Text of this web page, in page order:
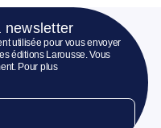
newsletter
utilisée pour vous envoyer
éditions Larousse. Vous
Pour plus